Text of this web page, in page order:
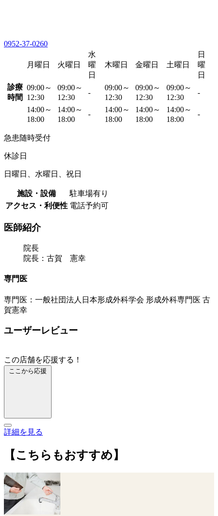
0952-37-0260
月曜日 火曜日
水
曜
日
木曜日 金曜日 土曜日
日
曜
日
診療
時間
09:00～
12:30
09:00～
12:30
-
09:00～
12:30
09:00～
12:30
09:00～
12:30
-
14:00～
18:00
14:00～
18:00
-
14:00～
18:00
14:00～
18:00
14:00～
18:00
-
急患随時受付
休診日
日曜日、水曜日、祝日
施設・設備
駐車場有り
アクセス・利便性 電話予約可
医師紹介
院長
院長：古賀 憲幸
専門医
専門医：一般社団法人日本形成外科学会 形成外科専門医 古
賀憲幸
ユーザーレビュー
この店舗を応援する！
ここから応援
詳細を見る
【こちらもおすすめ】